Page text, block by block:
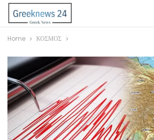
Home ΚΟΣΜΟΣ